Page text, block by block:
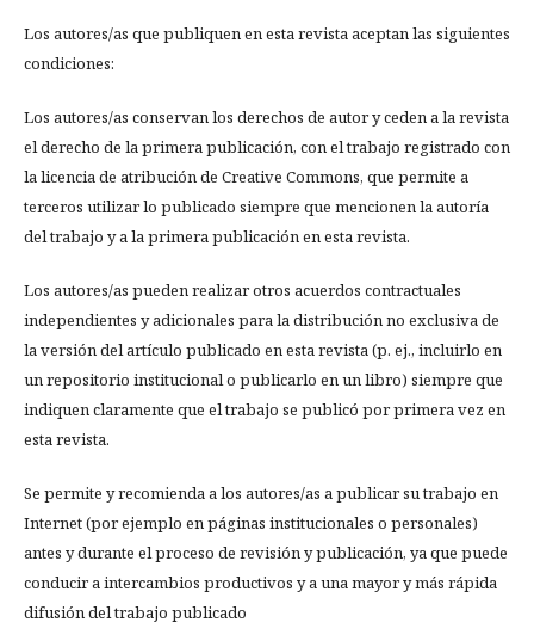
Los autores/as que publiquen en esta revista aceptan las siguientes
condiciones:
Los autores/as conservan los derechos de autor y ceden a la revista
el derecho de la primera publicación, con el trabajo registrado con
la licencia de atribución de Creative Commons, que permite a
terceros utilizar lo publicado siempre que mencionen la autoría
del trabajo y a la primera publicación en esta revista.
Los autores/as pueden realizar otros acuerdos contractuales
independientes y adicionales para la distribución no exclusiva de
la versión del artículo publicado en esta revista (p. ej., incluirlo en
un repositorio institucional o publicarlo en un libro) siempre que
indiquen claramente que el trabajo se publicó por primera vez en
esta revista.
Se permite y recomienda a los autores/as a publicar su trabajo en
Internet (por ejemplo en páginas institucionales o personales)
antes y durante el proceso de revisión y publicación, ya que puede
conducir a intercambios productivos y a una mayor y más rápida
difusión del trabajo publicado